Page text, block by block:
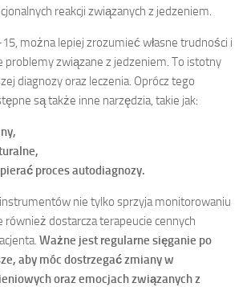
reakcji związanych z jedzeniem.
można lepiej zrozumieć własne trudności i
problemy związane z jedzeniem. To istotny
diagnozy oraz leczenia. Oprócz tego
są także inne narzędzia, takie jak:
proces autodiagnozy.
nie tylko sprzyja monitorowaniu
również dostarcza terapeucie cennych
Ważne jest regularne sięganie po
aby móc dostrzegać zmiany w
oraz emocjach związanych z